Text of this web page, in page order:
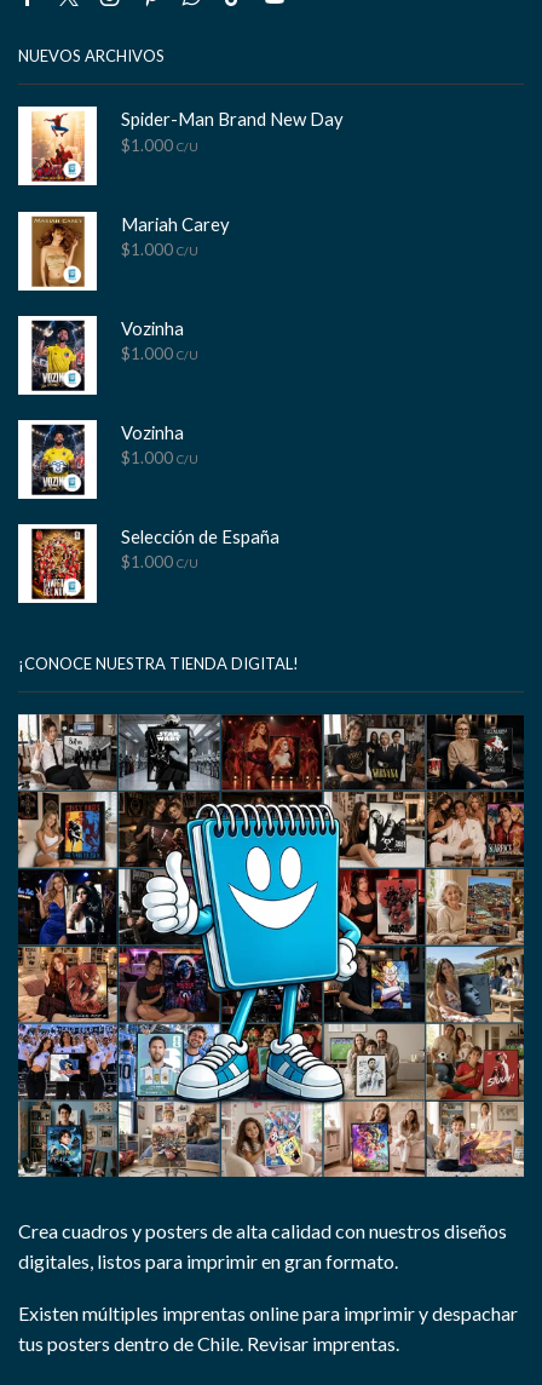
Facebook
TwitterInstagram
PinterestWhatsapp
Tik- Youtube
NUEVOS ARCHIVOS
Spider-Man Brand New Day
$1.000 C/U
Mariah Carey
$1.000 C/U
Vozinha
$1.000 C/U
Vozinha
$1.000 C/U
Selección de España
$1.000 C/U
¡CONOCE NUESTRA TIENDA DIGITAL!
Crea cuadros y posters de alta calidad con nuestros diseños
digitales, listos para imprimir en gran formato.
Existen múltiples imprentas online para imprimir y despachar
tus posters dentro de Chile. Revisar imprentas.